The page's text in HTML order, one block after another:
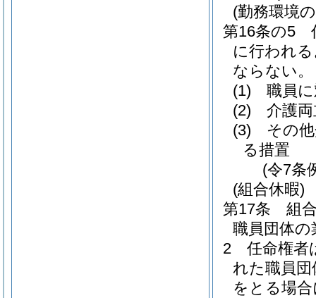
(勤務環境
第16条の5
に行われ
ならない。
(1)
職員
(2)
介護
(3)
その
る措置
(令7条
(組合休暇)
第17条
組
職員団体
2
任命権者
れた職員
をとる場